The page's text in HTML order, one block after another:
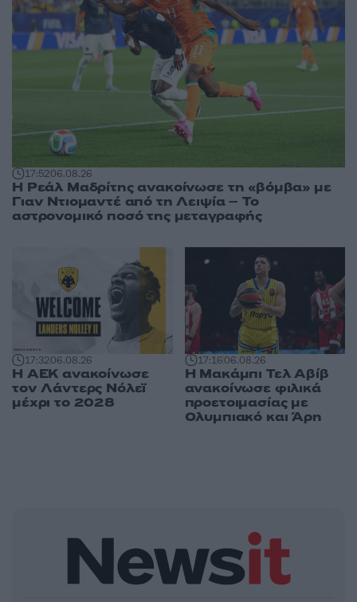
17:5206.08.26
Η Ρεάλ Μαδρίτης ανακοίνωσε τη «βόμβα» με
Γιαν Ντιομαντέ από τη Λειψία – Το
αστρονομικό ποσό της μεταγραφής
17:3206.08.26
Η ΑΕΚ ανακοίνωσε
τον Λάντερς Νόλεϊ
μέχρι το 2028
17:1606.08.26
Η Μακάμπι Τελ Αβίβ
ανακοίνωσε φιλικά
προετοιμασίας με
Ολυμπιακό και Άρη